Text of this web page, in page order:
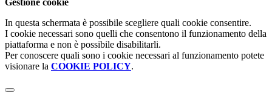
Gestione cookie
In questa schermata è possibile scegliere quali cookie consentire.
I cookie necessari sono quelli che consentono il funzionamento della
piattaforma e non è possibile disabilitarli.
Per conoscere quali sono i cookie necessari al funzionamento potete
visionare la COOKIE POLICY.